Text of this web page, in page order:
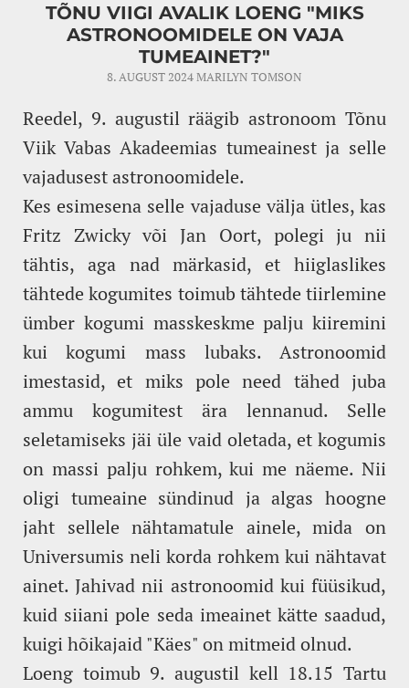
TÕNU VIIGI AVALIK LOENG "MIKS
ASTRONOOMIDELE ON VAJA
TUMEAINET?"
8. AUGUST 2024MARILYN TOMSON
Reedel, 9. augustil räägib astronoom Tõnu
Viik Vabas Akadeemias tumeainest ja selle
vajadusest astronoomidele.
Kes esimesena selle vajaduse välja ütles, kas
Fritz Zwicky või Jan Oort, polegi ju nii
tähtis, aga nad märkasid, et hiiglaslikes
tähtede kogumites toimub tähtede tiirlemine
ümber kogumi masskeskme palju kiiremini
kui kogumi mass lubaks. Astronoomid
imestasid, et miks pole need tähed juba
ammu kogumitest ära lennanud. Selle
seletamiseks jäi üle vaid oletada, et kogumis
on massi palju rohkem, kui me näeme. Nii
oligi tumeaine sündinud ja algas hoogne
jaht sellele nähtamatule ainele, mida on
Universumis neli korda rohkem kui nähtavat
ainet. Jahivad nii astronoomid kui füüsikud,
kuid siiani pole seda imeainet kätte saadud,
kuigi hõikajaid "Käes" on mitmeid olnud.
Loeng toimub 9. augustil kell 18.15 Tartu